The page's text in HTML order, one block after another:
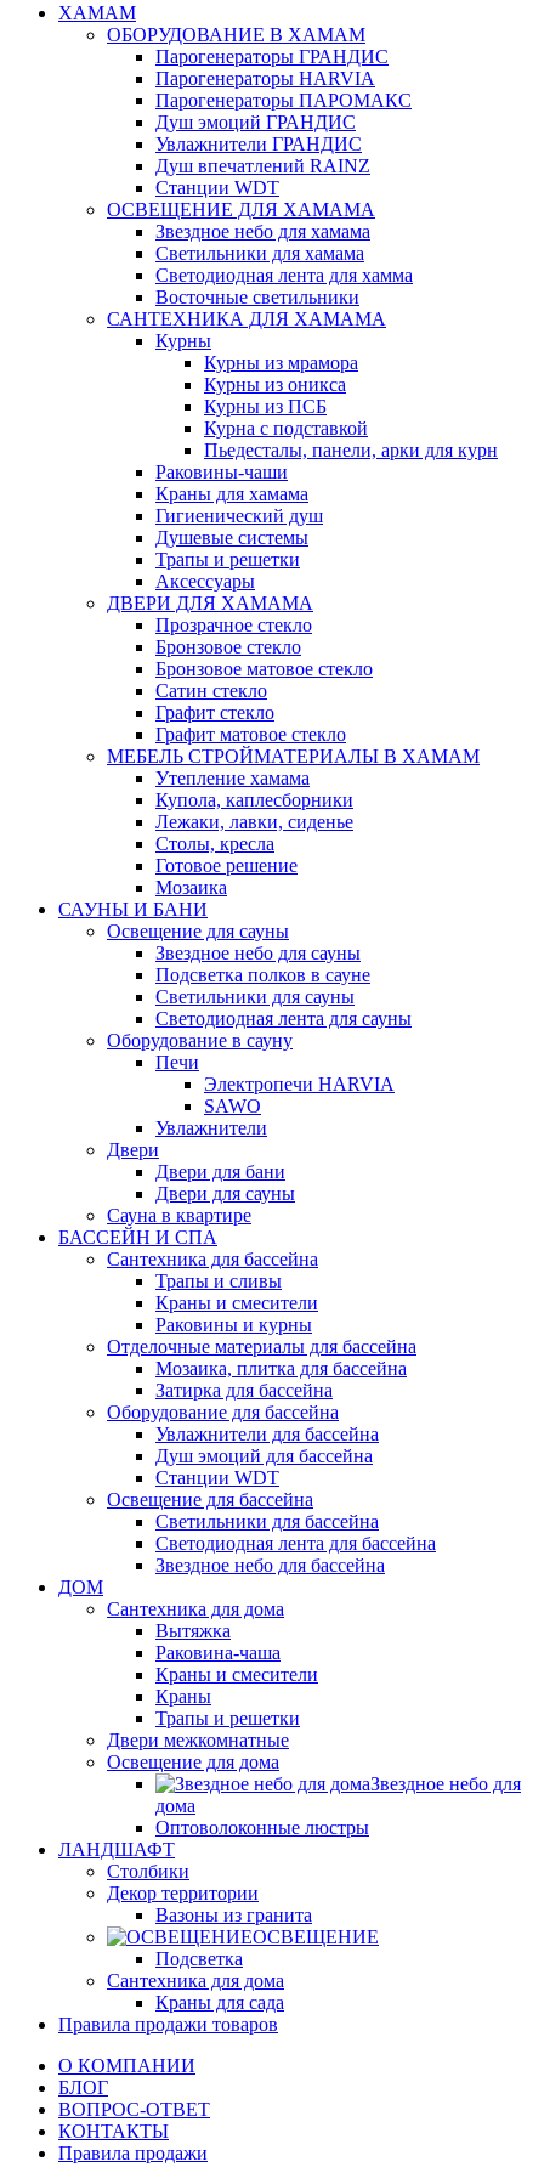
ХАМАМ
ОБОРУДОВАНИЕ В ХАМАМ
Парогенераторы ГРАНДИС
Парогенераторы HARVIA
Парогенераторы ПАРОМАКС
Душ эмоций ГРАНДИС
Увлажнители ГРАНДИС
Душ впечатлений RAINZ
Станции WDT
ОСВЕЩЕНИЕ ДЛЯ ХАМАМА
Звездное небо для хамама
Светильники для хамама
Светодиодная лента для хамма
Восточные светильники
САНТЕХНИКА ДЛЯ ХАМАМА
Курны
Курны из мрамора
Курны из оникса
Курны из ПСБ
Курна с подставкой
Пьедесталы, панели, арки для курн
Раковины-чаши
Краны для хамама
Гигиенический душ
Душевые системы
Трапы и решетки
Аксессуары
ДВЕРИ ДЛЯ ХАМАМА
Прозрачное стекло
Бронзовое стекло
Бронзовое матовое стекло
Сатин стекло
Графит стекло
Графит матовое стекло
МЕБЕЛЬ СТРОЙМАТЕРИАЛЫ В ХАМАМ
Утепление хамама
Купола, каплесборники
Лежаки, лавки, сиденье
Столы, кресла
Готовое решение
Мозаика
САУНЫ И БАНИ
Освещение для сауны
Звездное небо для сауны
Подсветка полков в сауне
Светильники для сауны
Светодиодная лента для сауны
Оборудование в сауну
Печи
Электропечи HARVIA
SAWO
Увлажнители
Двери
Двери для бани
Двери для сауны
Сауна в квартире
БАССЕЙН И СПА
Сантехника для бассейна
Трапы и сливы
Краны и смесители
Раковины и курны
Отделочные материалы для бассейна
Мозаика, плитка для бассейна
Затирка для бассейна
Оборудование для бассейна
Увлажнители для бассейна
Душ эмоций для бассейна
Станции WDT
Освещение для бассейна
Светильники для бассейна
Светодиодная лента для бассейна
Звездное небо для бассейна
ДОМ
Сантехника для дома
Вытяжка
Раковина-чаша
Краны и смесители
Краны
Трапы и решетки
Двери межкомнатные
Освещение для дома
Звездное небо для
дома
Оптоволоконные люстры
ЛАНДШАФТ
Столбики
Декор территории
Вазоны из гранита
ОСВЕЩЕНИЕ
Подсветка
Сантехника для дома
Краны для сада
Правила продажи товаров
О КОМПАНИИ
БЛОГ
ВОПРОС-ОТВЕТ
КОНТАКТЫ
Правила продажи